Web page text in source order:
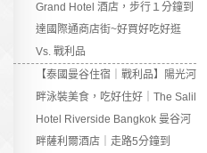
Grand Hotel 酒店，步行１分鐘到
達國際通商店街~好買好吃好逛
Vs. 戰利品
【泰國曼谷住宿｜戰利品】陽光河
畔泳裝美食，吃好住好｜The Salil
Hotel Riverside Bangkok 曼谷河
畔薩利爾酒店｜走路5分鐘到